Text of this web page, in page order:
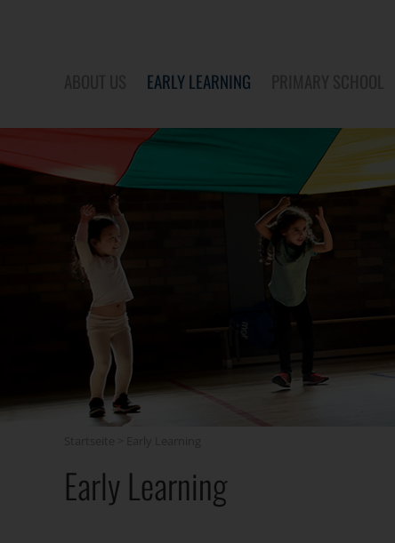
EARLY LEARNING
Early Learning